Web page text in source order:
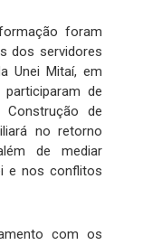
foram
dos servidores
Unei Mitaí, em
de
de
no retorno
de mediar
e nos conflitos
com os